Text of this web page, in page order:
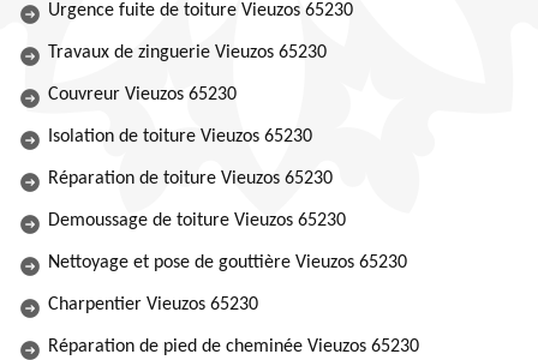
Urgence fuite de toiture Vieuzos 65230
Travaux de zinguerie Vieuzos 65230
Couvreur Vieuzos 65230
Isolation de toiture Vieuzos 65230
Réparation de toiture Vieuzos 65230
Demoussage de toiture Vieuzos 65230
Nettoyage et pose de gouttière Vieuzos 65230
Charpentier Vieuzos 65230
Réparation de pied de cheminée Vieuzos 65230